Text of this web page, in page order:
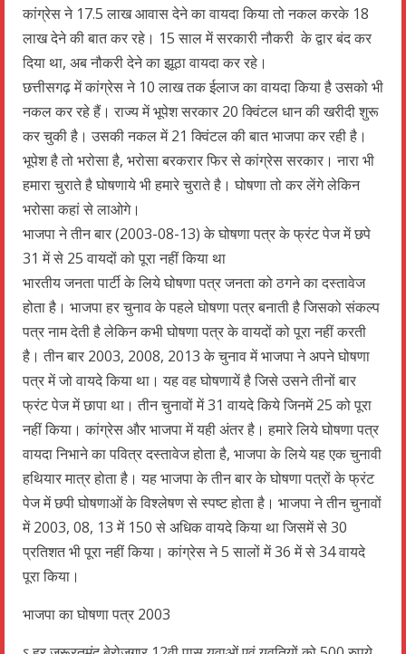
कांग्रेस ने 17.5 लाख आवास देने का वायदा किया तो नकल करके 18
लाख देने की बात कर रहे। 15 साल में सरकारी नौकरी के द्वार बंद कर
दिया था, अब नौकरी देने का झूठा वायदा कर रहे।
छत्तीसगढ़ में कांग्रेस ने 10 लाख तक ईलाज का वायदा किया है उसको भी
नकल कर रहे हैं। राज्य में भूपेश सरकार 20 क्विंटल धान की खरीदी शुरू
कर चुकी है। उसकी नकल में 21 क्विंटल की बात भाजपा कर रही है।
भूपेश है तो भरोसा है, भरोसा बरकरार फिर से कांग्रेस सरकार। नारा भी
हमारा चुराते है घोषणाये भी हमारे चुराते है। घोषणा तो कर लेंगे लेकिन
भरोसा कहां से लाओगे।
भाजपा ने तीन बार (2003-08-13) के घोषणा पत्र के फ्रंट पेज में छपे
31 में से 25 वायदों को पूरा नहीं किया था
भारतीय जनता पार्टी के लिये घोषणा पत्र जनता को ठगने का दस्तावेज
होता है। भाजपा हर चुनाव के पहले घोषणा पत्र बनाती है जिसको संकल्प
पत्र नाम देती है लेकिन कभी घोषणा पत्र के वायदों को पूरा नहीं करती
है। तीन बार 2003, 2008, 2013 के चुनाव में भाजपा ने अपने घोषणा
पत्र में जो वायदे किया था। यह वह घोषणायें है जिसे उसने तीनों बार
फ्रंट पेज में छापा था। तीन चुनावों में 31 वायदे किये जिनमें 25 को पूरा
नहीं किया। कांग्रेस और भाजपा में यही अंतर है। हमारे लिये घोषणा पत्र
वायदा निभाने का पवित्र दस्तावेज होता है, भाजपा के लिये यह एक चुनावी
हथियार मात्र होता है। यह भाजपा के तीन बार के घोषणा पत्रों के फ्रंट
पेज में छपी घोषणाओं के विश्लेषण से स्पष्ट होता है। भाजपा ने तीन चुनावों
में 2003, 08, 13 में 150 से अधिक वायदे किया था जिसमें से 30
प्रतिशत भी पूरा नहीं किया। कांग्रेस ने 5 सालों में 36 में से 34 वायदे
पूरा किया।
भाजपा का घोषणा पत्र 2003